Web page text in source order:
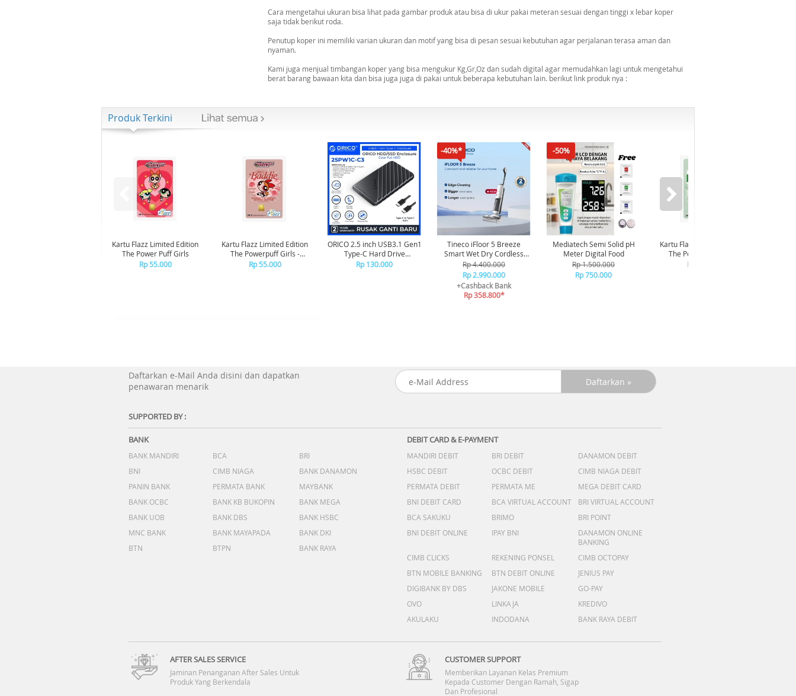
Cara mengetahui ukuran bisa lihat pada gambar produk atau bisa di ukur pakai meteran sesuai dengan tinggi x lebar koper
saja tidak berikut roda.
Penutup koper ini memiliki varian ukuran dan motif yang bisa di pesan sesuai kebutuhan agar perjalanan terasa aman dan
nyaman.
Kami juga menjual timbangan koper yang bisa mengukur Kg,Gr,Oz dan sudah digital agar memudahkan lagi untuk mengetahui
berat barang bawaan kita dan bisa juga juga di pakai untuk beberapa kebutuhan lain. berikut link produk nya :
Produk Terkini
Kartu Flazz Limited Edition
The Power Puff Girls
Rp 55.000
Kartu Flazz Limited Edition
The Powerpuff Girls -
Blossom
Rp 55.000
ORICO 2.5 inch USB3.1 Gen1
Type-C Hard Drive
Enclosure - 25PW1C-C3
Rp 130.000
-40%*
Tineco iFloor 5 Breeze
Smart Wet Dry Cordless
Vacuum Cleaner Vakum
Penghisap Debu
Rp 4.400.000
Rp 2.990.000
+Cashback Bank
Rp 358.800*
-50%
Mediatech Semi Solid pH
Meter Digital Food
Rp 1.500.000
Rp 750.000
Kartu Flazz Limited Edition
The Powerpuff Girls -
Buttercup
Rp 55.000
Daftarkan e-Mail Anda disini dan dapatkan
penawaran menarik
SUPPORTED BY :
BANK
BANK MANDIRI BCA
BRI
BNI
CIMB NIAGA
BANK DANAMON
PANIN BANK
PERMATA BANK
MAYBANK
BANK OCBC
BANK KB BUKOPIN
BANK MEGA
BANK UOB
BANK DBS
BANK HSBC
MNC BANK
BANK MAYAPADA
BANK DKI
BTN
BTPN BANK RAYA
DEBIT CARD & E-PAYMENT
MANDIRI DEBIT BRI DEBIT
DANAMON DEBIT
HSBC DEBIT
OCBC DEBIT
CIMB NIAGA DEBIT
PERMATA DEBIT
PERMATA ME
MEGA DEBIT CARD
BNI DEBIT CARD
BCA VIRTUAL ACCOUNT
BRI VIRTUAL ACCOUNT
BCA SAKUKU
BRIMO
BRI POINT
BNI DEBIT ONLINE
IPAY BNI
DANAMON ONLINE
BANKING
CIMB CLICKS
REKENING PONSEL
CIMB OCTOPAY
BTN MOBILE BANKING
BTN DEBIT ONLINE
JENIUS PAY
DIGIBANK BY DBS
JAKONE MOBILE
GO-PAY
OVO
LINKAJA
KREDIVO
AKULAKU
INDODANA BANK RAYA DEBIT
AFTER SALES SERVICE
Jaminan Penanganan After Sales Untuk
Produk Yang Berkendala
CUSTOMER SUPPORT
Memberikan Layanan Kelas Premium
Kepada Customer Dengan Ramah, Sigap
Dan Profesional